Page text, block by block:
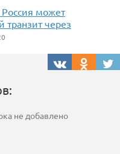
может
транзит через
не добавлено